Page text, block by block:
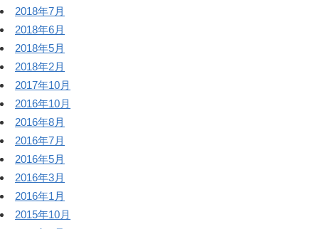
2018年7月
2018年6月
2018年5月
2018年2月
2017年10月
2016年10月
2016年8月
2016年7月
2016年5月
2016年3月
2016年1月
2015年10月